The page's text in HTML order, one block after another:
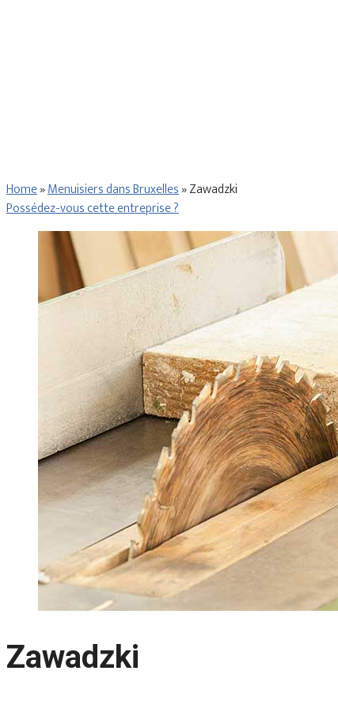
Home»Menuisiers dans Bruxelles»Zawadzki
Possédez-vous cette entreprise ?
Zawadzki